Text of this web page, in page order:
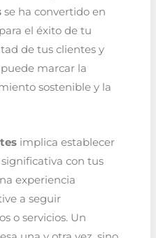
se ha convertido en
el éxito de tu
de tus clientes y
marcar la
sostenible y la
implica establecer
con tus
experiencia
a seguir
o servicios. Un